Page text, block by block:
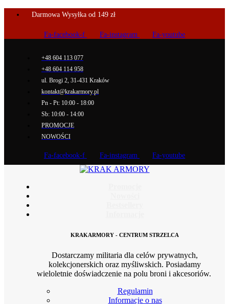
Darmowa Wysyłka od 149 zł
Fa-facebook-f Fa-instagram Fa-youtube
+48 604 113 077
+48 604 114 958
ul. Brogi 2, 31-431 Kraków
kontakt@krakarmory.pl
Pn - Pt: 10:00 - 18:00
Sb: 10:00 - 14:00
PROMOCJE
NOWOŚCI
Fa-facebook-f Fa-instagram Fa-youtube
KRAKARMORY - CENTRUM STRZELCA
Dostarczamy militaria dla celów prywatnych,
kolekcjonerskich oraz myśliwskich. Posiadamy
wieloletnie doświadczenie na polu broni i akcesoriów.
Regulamin
Informacje o nas